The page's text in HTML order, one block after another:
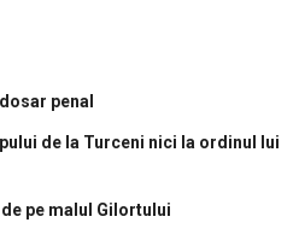
penal
de la Turceni nici la ordinul lui
pe malul Gilortului